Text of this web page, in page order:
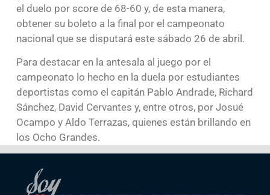
el duelo por score de 68-60 y, de esta manera,
obtener su boleto a la final por el campeonato
nacional que se disputará este sábado 26 de abril.
Para destacar en la antesala al juego por el
campeonato lo hecho en la duela por estudiantes
deportistas como el capitán Pablo Andrade, Richard
Sánchez, David Cervantes y, entre otros, por Josué
Ocampo y Aldo Terrazas, quienes están brillando en
los Ocho Grandes.